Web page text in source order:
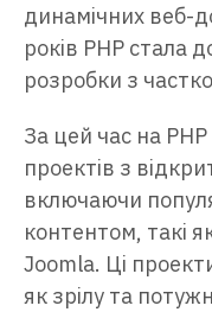
динамічних веб-
років PHP стала
розробки з
За цей час на
проектів з
включаючи
контентом, такі
Joomla. Ці
як зрілу та